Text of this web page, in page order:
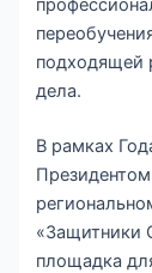
подходящей
дела.
В рамках
«Защитники
площадка